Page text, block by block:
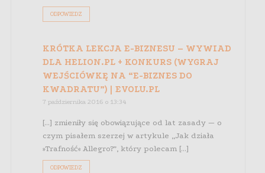
ODPOWIEDZ
KRÓTKA LEKCJA E-BIZNESU – WYWIAD
DLA HELION.PL + KONKURS (WYGRAJ
WEJŚCIÓWKĘ NA “E-BIZNES DO
KWADRATU”) | EVOLU.PL
7 października 2016 o 13:34
[…] zmieniły się obowiązujące od lat zasady — o
czym pisałem szerzej w artykule „Jak działa
»Trafność« Allegro?”, który polecam […]
ODPOWIEDZ